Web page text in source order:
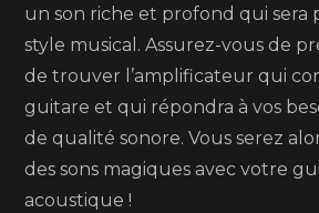
un son riche et profond qui sera
style musical. Assurez-vous de
de trouver l’amplificateur qui
guitare et qui répondra à vos
de qualité sonore. Vous serez
des sons magiques avec votre
acoustique !